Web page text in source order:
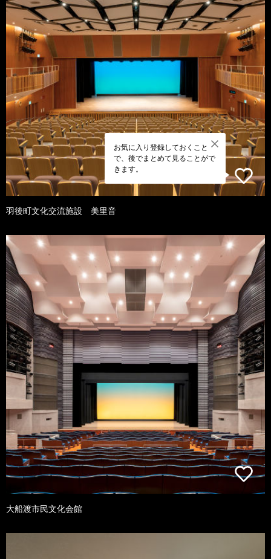
お気に入り登録しておくこと
で、後でまとめて見ることがで
きます。
羽後町文化交流施設 美里音
大船渡市民文化会館